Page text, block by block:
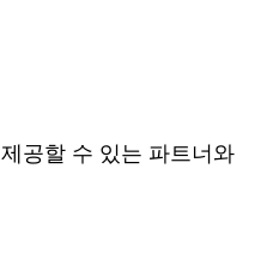
공할 수 있는 파트너와